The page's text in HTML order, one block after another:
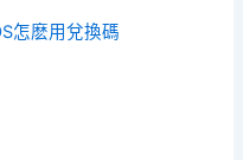
怎麽用兌換碼